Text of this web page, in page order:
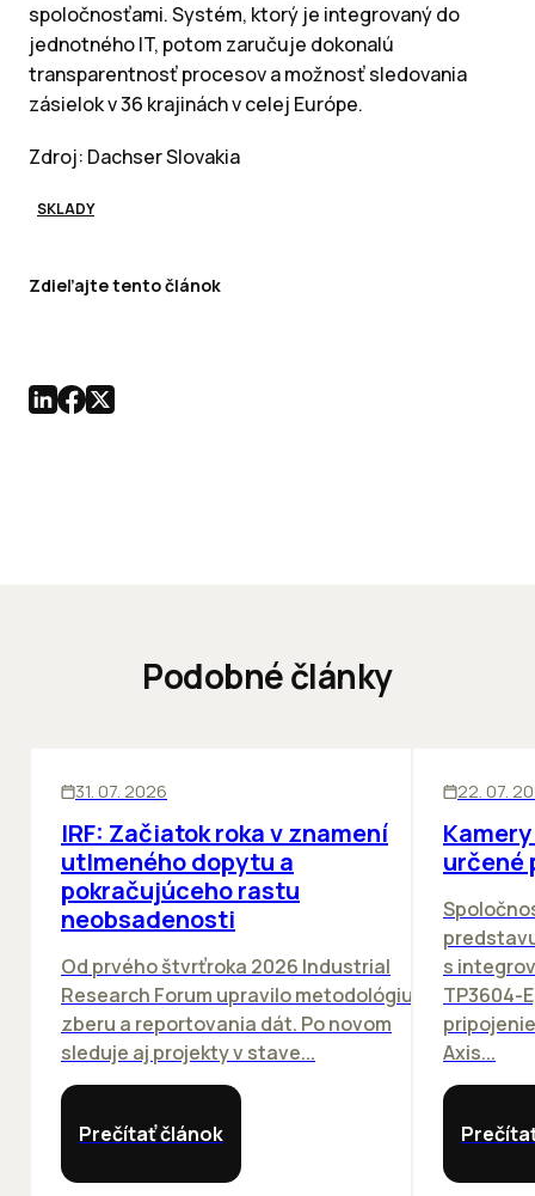
spoločnosťami. Systém, ktorý je integrovaný do
jednotného IT, potom zaručuje dokonalú
transparentnosť procesov a možnosť sledovania
zásielok v 36 krajinách v celej Európe.
Zdroj: Dachser Slovakia
SKLADY
Zdieľajte tento článok
Podobné články
31. 07. 2026
IRF: Začiatok roka v znamení
utlmeného dopytu a
pokračujúceho rastu
neobsadenosti
Od prvého štvrťroka 2026 Industrial
Research Forum upravilo metodológiu
zberu a reportovania dát. Po novom
sleduje aj projekty v stave...
Prečítať článok
22. 07.
určené
s
TP3604-
Axis...